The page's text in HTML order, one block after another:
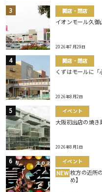
開店・閉店
イオンモール久
2026年7月29日
開店・閉店
くずはモールに
2026年8月2日
イベント
大阪初出店の焼き
2026年8月1日
イベント
NEW 枚方の近所
め】